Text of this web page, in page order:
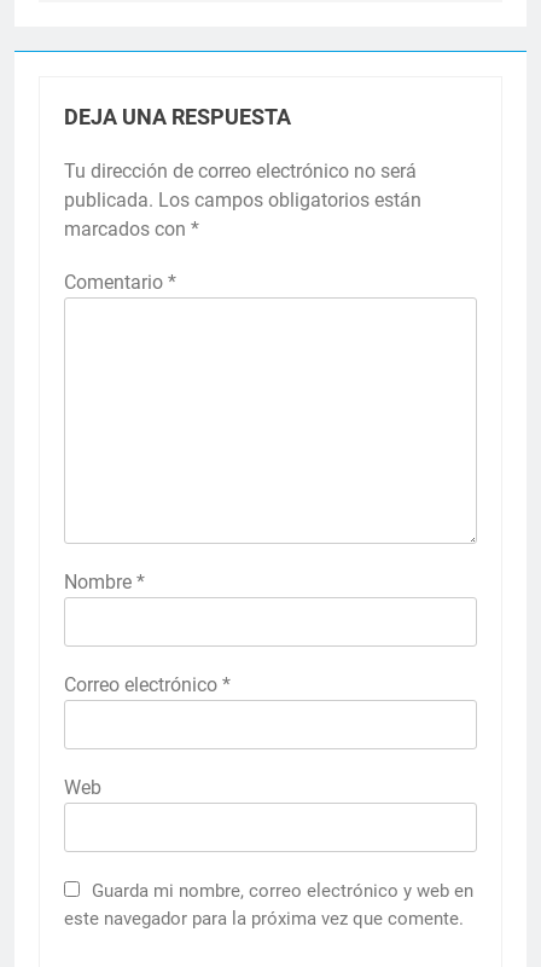
DEJA UNA RESPUESTA
Tu dirección de correo electrónico no será
publicada. Los campos obligatorios están
marcados con *
Comentario *
Nombre *
Correo electrónico *
Web
Guarda mi nombre, correo electrónico y web en
este navegador para la próxima vez que comente.